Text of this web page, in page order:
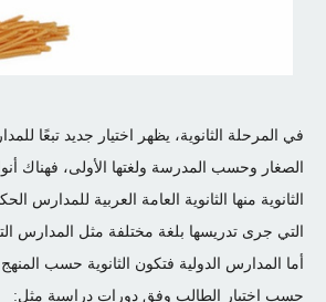
في المرحلة الثانوية، يظهر اختيار جديد تبعًا
الصغار وحسب المدرسة ولغتها الأولى، فهناك
الثانوية منها الثانوية العامة العربية للمدارس
التي جرى تدريسها بلغة مختلفة مثل المدارس
أما المدارس الدولية فتكون الثانوية حسب
حسب اختيار الطالب وفق دورات دراسية مثل: